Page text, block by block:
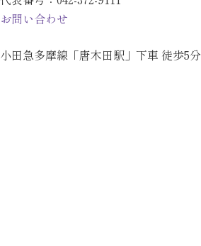
お問い合わせ
小田急多摩線「唐木田駅」下車 徒歩5分